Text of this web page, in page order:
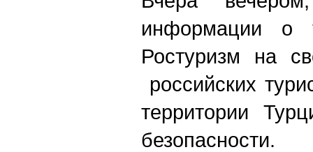
информации о
Ростуризм на
российских
территории
безопасности.